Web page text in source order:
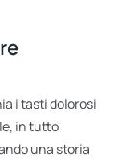
i tasti dolorosi
in tutto
una storia